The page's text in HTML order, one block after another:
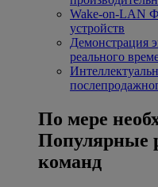
Wake-on-LAN
устройств
Демонстрация
реального
По мере
Популярные
команд